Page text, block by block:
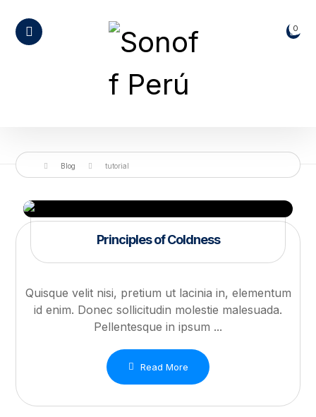
Blog tutorial
Principles of Coldness
Quisque velit nisi, pretium ut lacinia in, elementum
id enim. Donec sollicitudin molestie malesuada.
Pellentesque in ipsum ...
Read More